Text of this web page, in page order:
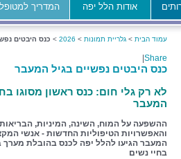
אודות הלל יפה המדריך למטופל
עמוד הבית > גלריית תמונות >
2026
> כנס היבטים
Share
כנס היבטים נפשיים בגיל המעבר
לא רק גלי חום: כנס ראשון מסוגו
המעבר
והאפשרויות הטיפוליות החדשות - אנשי
המעבר הגיעו להלל יפה לכנס בהובלת
בחיי נשים